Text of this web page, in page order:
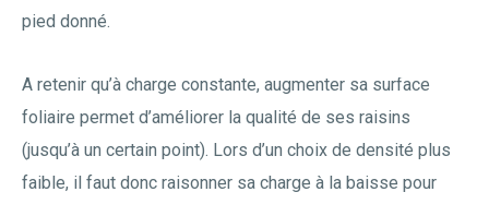
pied donné.
À retenir qu’à charge constante, augmenter sa surface
foliaire permet d’améliorer la qualité de ses raisins
(jusqu’à un certain point). Lors d’un choix de densité plus
faible, il faut donc raisonner sa charge à la baisse pour